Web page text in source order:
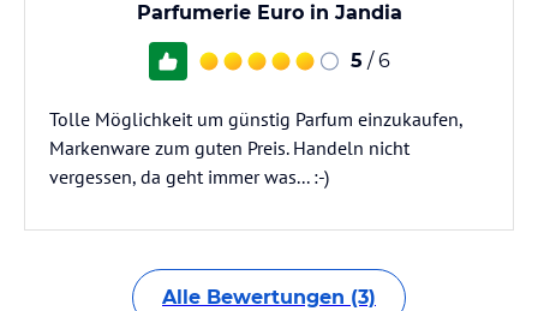
Parfumerie Euro in Jandia
5 / 6
Tolle Möglichkeit um günstig Parfum einzukaufen,
Markenware zum guten Preis. Handeln nicht
vergessen, da geht immer was... :-)
Alle Bewertungen (3)